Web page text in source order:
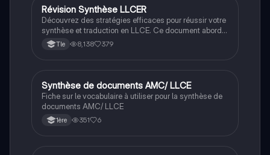
méthodologie de la synthèse.
Anglais
Révision Synthèse LLCER
Découvrez des stratégies efficaces pour réussir votre
synthèse et traduction en LLCE. Ce document aborde
les mots de liaison, la construction d'arguments, et
des conseils pratiques pour optimiser votre
Tle 8,138 379
Anglais
Synthèse de documents AMC/ LLCE
Fiche sur le vocabulaire à utiliser pour la synthèse de
documents AMC/ LLCE
1ère 351 6